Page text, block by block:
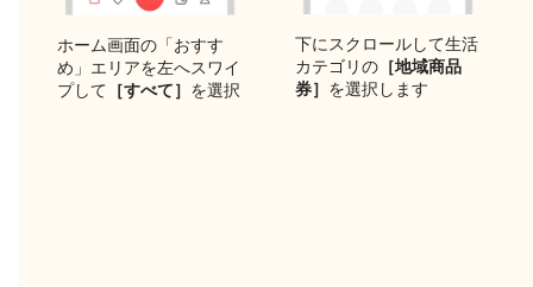
ホーム画面の「おすす
め」エリアを左へスワイ
プして ［すべて］ を選択
下にスクロールして生活
カテゴリの ［地域商品
券］ を選択します